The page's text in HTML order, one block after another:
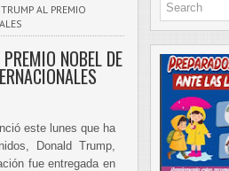
AL PREMIO
NOBEL DE
este lunes que ha
Donald Trump,
fue entregada en